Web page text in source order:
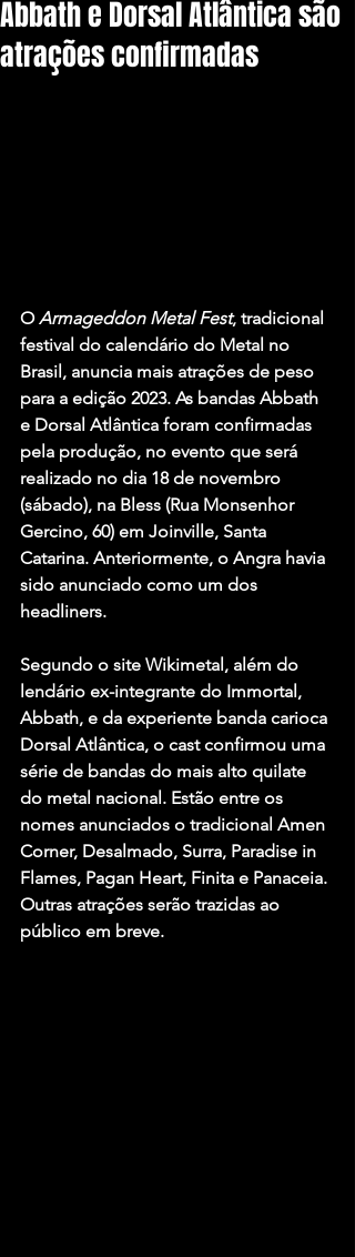
Abbath e Dorsal Atlântica são
atrações confirmadas
O Armageddon Metal Fest, tradicional
festival do calendário do Metal no
Brasil, anuncia mais atrações de peso
para a edição 2023. As bandas Abbath
e Dorsal Atlântica foram confirmadas
pela produção, no evento que será
realizado no dia 18 de novembro
(sábado), na Bless (Rua Monsenhor
Gercino, 60) em Joinville, Santa
Catarina. Anteriormente, o Angra havia
sido anunciado como um dos
headliners.
Segundo o site Wikimetal, além do
lendário ex-integrante do Immortal ,
Abbath, e da experiente banda carioca
Dorsal Atlântica, o cast confirmou uma
série de bandas do mais alto quilate
do metal nacional. Estão entre os
nomes anunciados o tradicional Amen
Corner, Desalmado, Surra, Paradise in
Flames, Pagan Heart, Finita e Panaceia.
Outras atrações serão trazidas ao
público em breve.